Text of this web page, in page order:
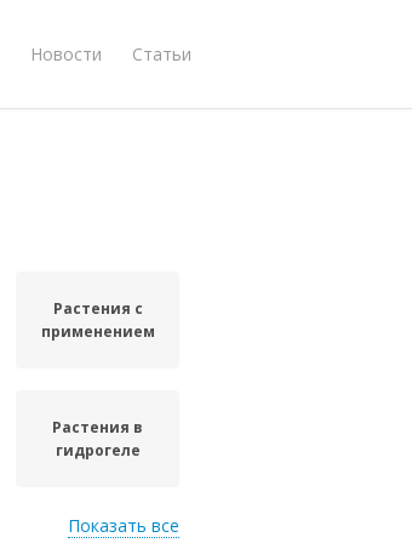
Новости Статьи
Растения с
применением
Растения в
гидрогеле
Показать все